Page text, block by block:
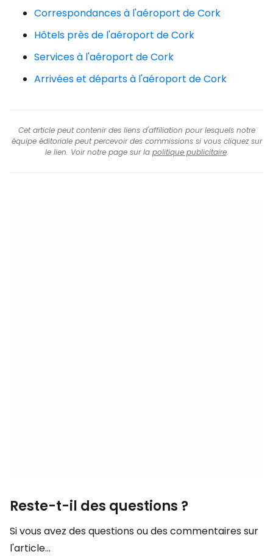
Correspondances à l'aéroport de Cork
Hôtels près de l'aéroport de Cork
Services à l'aéroport de Cork
Arrivées et départs à l'aéroport de Cork
Cet article peut contenir des liens d'affiliation pour lesquels notre
équipe éditoriale peut percevoir des commissions si vous cliquez sur
le lien. Voir notre page sur la politique publicitaire.
Reste-t-il des questions ?
Si vous avez des questions ou des commentaires sur
l'article...